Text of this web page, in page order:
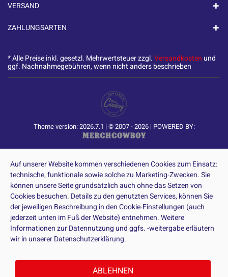
VERSAND
ZAHLUNGSARTEN
* Alle Preise inkl. gesetzl. Mehrwertsteuer zzgl.Versandkosten und
ggf. Nachnahmegebühren, wenn nicht anders beschrieben
Theme version: 2026.7.1 | © 2007 - 2026 | POWERED BY:
Auf unserer Website kommen verschiedenen Cookies zum Einsatz:
technische, funktionale sowie solche zu Marketing-Zwecken. Sie
können unsere Seite grundsätzlich auch ohne das Setzen von
Cookies besuchen. Details zu den genutzten Services, können Sie
der jeweiligen Beschreibung in den Cookie-Einstellungen (auch
jederzeit unten im Fuß der Website) entnehmen. Weitere
Informationen zur Datennutzung und ggfs. -weitergabe erläutern
wir in unserer Datenschutzerklärung.
ABLEHNEN